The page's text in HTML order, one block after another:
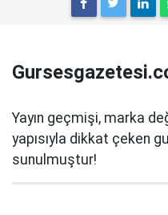
Yayın geçmişi, marka
yapısıyla dikkat çeken
sunulmuştur!